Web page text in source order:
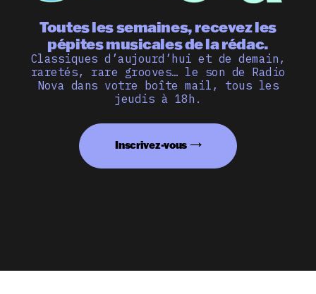
Toutes les semaines, recevez les
pépites musicales de la rédac.
Classiques d’aujourd’hui et de demain,
raretés, rare grooves… le son de Radio
Nova dans votre boîte mail, tous les
jeudis à 18h.
Inscrivez-vous